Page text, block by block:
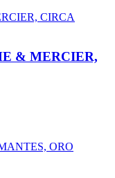
& MERCIER,